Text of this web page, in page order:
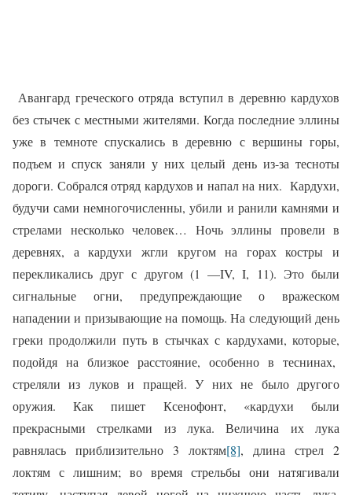
Авангард греческого отряда вступил в деревню кардухов
без стычек с местными жителями. Когда последние эллины
уже в темноте спускались в деревню с вершины горы,
подъем и спуск заняли у них целый день из-за тесноты
дороги. Собрался отряд кардухов и напал на них. Кардухи,
будучи сами немногочисленны, убили и ранили камнями и
стрелами несколько человек… Ночь эллины провели в
деревнях, а кардухи жгли кругом на горах костры и
перекликались друг с другом (1 —IV, I, 11). Это были
сигнальные огни, предупреждающие о вражеском
нападении и призывающие на помощь. На следующий день
греки продолжили путь в стычках с кардухами, которые,
подойдя на близкое расстояние, особенно в теснинах,
стреляли из луков и пращей. У них не было другого
оружия. Как пишет Ксенофонт, «кардухи были
прекрасными стрелками из лука. Величина их лука
равнялась приблизительно 3 локтям[8], длина стрел 2
локтям с лишним; во время стрельбы они натягивали